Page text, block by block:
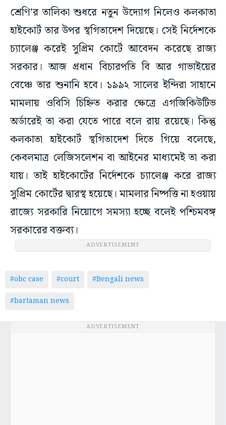
শ্রেণি’র তালিকা শুধরে নতুন উদ্যোগ নিলেও কলকাতা
হাইকোর্ট তার উপর স্থগিতাদেশ দিয়েছে। সেই নির্দেশকে
চ্যালেঞ্জ করেই সুপ্রিম কোর্টে আবেদন করেছে রাজ্য
সরকার। আজ প্রধান বিচারপতি বি আর গাভাইয়ের
বেঞ্চে তার শুনানি হবে। ১৯৯২ সালের ইন্দিরা সাহানে
মামলায় ওবিসি চিহ্নিত করার ক্ষেত্রে এগজিকিউটিভ
অর্ডারেই তা করা যেতে পারে বলে রায় রয়েছে। কিন্তু
কলকাতা হাইকোর্ট স্থগিতাদেশ দিতে গিয়ে বলেছে,
কেবলমাত্র লেজিসলেশন বা আইনের মাধ্যমেই তা করা
যায়। তাই হাইকোর্টের নির্দেশকে চ্যালেঞ্জ করে রাজ্য
সুপ্রিম কোর্টের দ্বারস্থ হয়েছে। মামলার নিষ্পত্তি না হওয়ায়
রাজ্যে সরকারি নিয়োগে সমস্যা হচ্ছে বলেই পশ্চিমবঙ্গ
সরকারের বক্তব্য।
ADVERTISEMENT
#obc case #court
#Bengali news
#bartaman news
ADVERTISEMENT